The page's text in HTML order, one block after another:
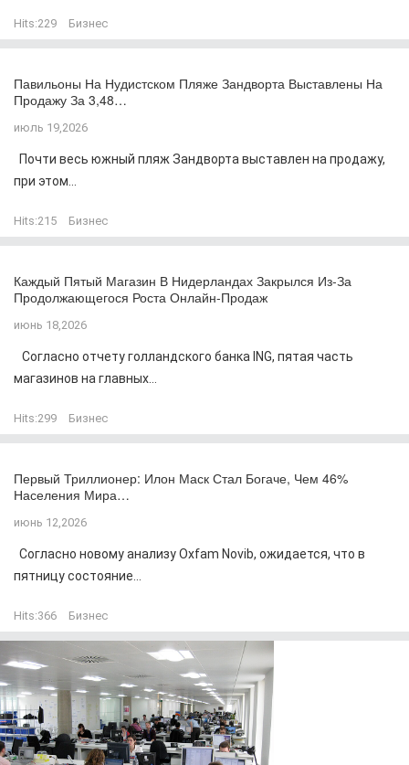
Hits:229 Бизнес
Павильоны На Нудистском Пляже Зандворта Выставлены На
Продажу За 3,48…
июль 19,2026
Почти весь южный пляж Зандворта выставлен на продажу,
при этом...
Hits:215 Бизнес
Каждый Пятый Магазин В Нидерландах Закрылся Из-За
Продолжающегося Роста Онлайн-Продаж
июнь 18,2026
Согласно отчету голландского банка ING, пятая часть
магазинов на главных...
Hits:299 Бизнес
Первый Триллионер: Илон Маск Стал Богаче, Чем 46%
Населения Мира…
июнь 12,2026
Согласно новому анализу Oxfam Novib, ожидается, что в
пятницу состояние...
Hits:366 Бизнес